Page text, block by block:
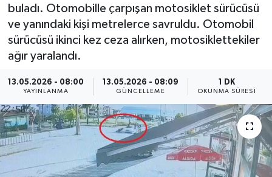
buladı. Otomobille çarpışan motosiklet sürücüsü
ve yanındaki kişi metrelerce savruldu. Otomobil
sürücüsü ikinci kez ceza alırken, motosiklettekiler
ağır yaralandı.
13.05.2026 - 08:00
YAYINLANMA
13.05.2026 - 08:09
GÜNCELLEME
1 DK
OKUNMA SÜRESI
Yaşam
Asayiş
Dünya
Eğitim
Sağlık
Son Dakika Haberleri
Haber Arşivi